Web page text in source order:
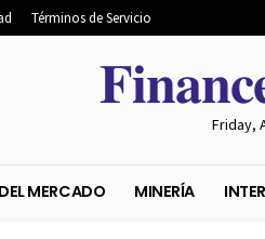
Términos de Servicio
Friday,